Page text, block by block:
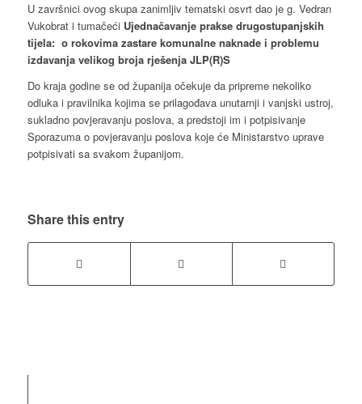
U završnici ovog skupa zanimljiv tematski osvrt dao je g. Vedran
Vukobrat i tumačeći Ujednačavanje prakse drugostupanjskih
tijela: o rokovima zastare komunalne naknade i problemu
izdavanja velikog broja rješenja JLP(R)S
Do kraja godine se od županija očekuje da pripreme nekoliko
odluka i pravilnika kojima se prilagođava unutarnji i vanjski ustroj,
sukladno povjeravanju poslova, a predstoji im i potpisivanje
Sporazuma o povjeravanju poslova koje će Ministarstvo uprave
potpisivati sa svakom županijom.
Share this entry